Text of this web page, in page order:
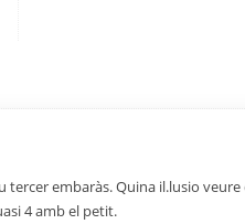
tercer embaràs. Quina il.lusio
4 amb el petit.